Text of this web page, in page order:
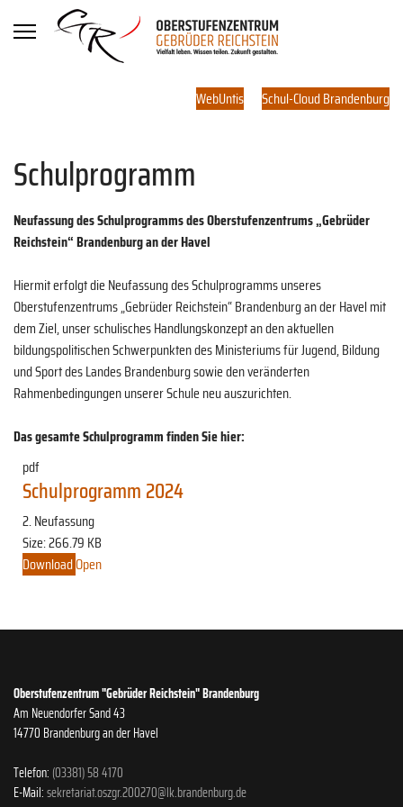
WebUntis Schul-Cloud Brandenburg
Schulprogramm
Neufassung des Schulprogramms des Oberstufenzentrums „Gebrüder
Reichstein“ Brandenburg an der Havel
Hiermit erfolgt die Neufassung des Schulprogramms unseres
Oberstufenzentrums „Gebrüder Reichstein“ Brandenburg an der Havel mit
dem Ziel, unser schulisches Handlungskonzept an den aktuellen
bildungspolitischen Schwerpunkten des Ministeriums für Jugend, Bildung
und Sport des Landes Brandenburg sowie den veränderten
Rahmenbedingungen unserer Schule neu auszurichten.
Das gesamte Schulprogramm finden Sie hier:
pdf
Schulprogramm 2024
2. Neufassung
Size:266.79 KB
DownloadOpen
Oberstufenzentrum "Gebrüder Reichstein" Brandenburg
Am Neuendorfer Sand 43
14770 Brandenburg an der Havel
Telefon: (03381) 58 4170
E-Mail:sekretariat.oszgr.200270@lk.brandenburg.de